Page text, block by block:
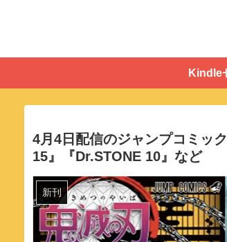
Kindle
4月4日配信のジャンプコミッ
15』『Dr.STONE 10』など
新刊